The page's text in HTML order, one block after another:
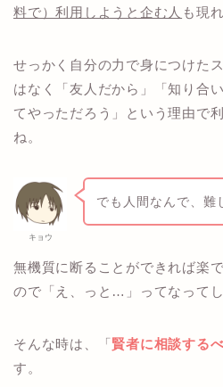
料で）利用しようと企む人 も現
せっかく自分の力で身につけた
はなく「友人だから」「知り合
てやっただろう」という理由で
ね。
キョウ
でも人間なんで、難
無機質に断ることができれば楽
ので「え、っと…」ってなってし
そんな時は、「賢者に相談する
す。